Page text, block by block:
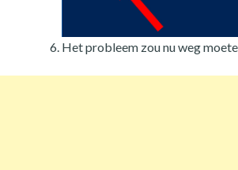
Het probleem zou nu weg